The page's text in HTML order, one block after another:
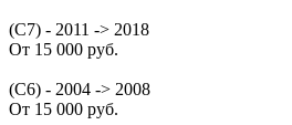
(C7) - 2011 -> 2018
От 15 000 руб.
(C6) - 2004 -> 2008
От 15 000 руб.